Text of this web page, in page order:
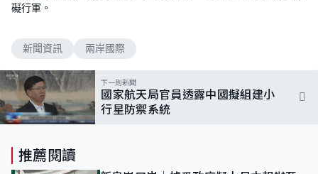
礙行軍。
新聞資訊 兩岸國際
下一則新聞
國家航天局官員透露中國擬組建小
行星防禦系統
推薦閱讀